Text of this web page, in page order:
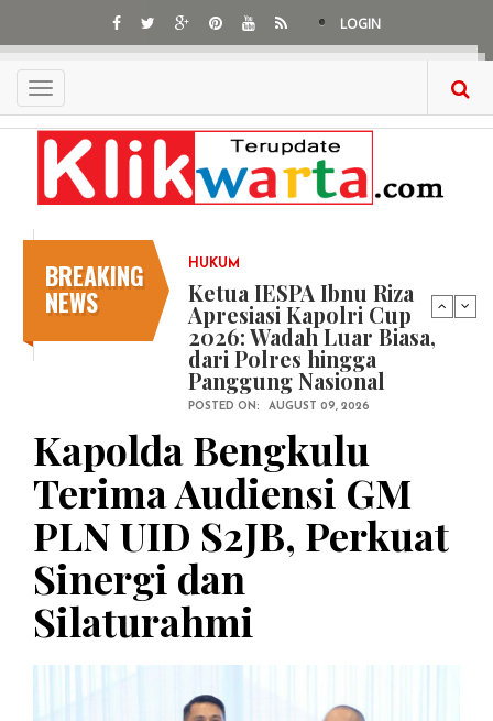
main
content
LOGIN
Toggle
navigation
BREAKING
NEWS
HUKUM
Ketua IESPA Ibnu Riza
Apresiasi Kapolri Cup
2026: Wadah Luar Biasa,
dari Polres hingga
Panggung Nasional
POSTED ON: AUGUST 09, 2026
Kapolda Bengkulu
Terima Audiensi GM
PLN UID S2JB, Perkuat
Sinergi dan
Silaturahmi